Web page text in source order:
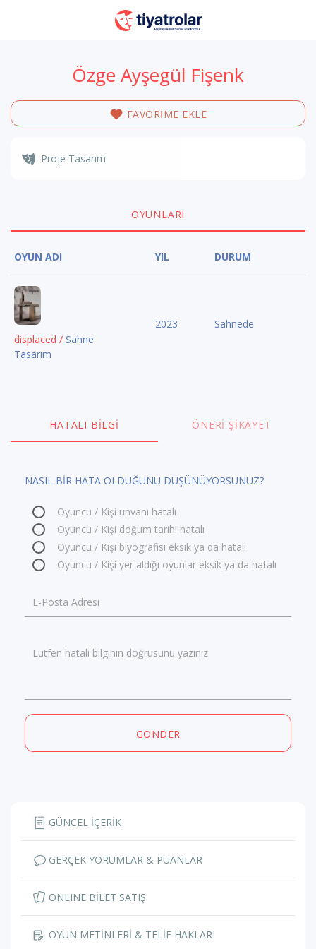
Özge Ayşegül Fişenk
FAVORİME EKLE
Proje Tasarım
OYUNLARI
OYUN ADI YIL DURUM
displaced / Sahne
Tasarım
2023 Sahnede
HATALI BILGI ÖNERI ŞIKAYET
NASIL BİR HATA OLDUĞUNU DÜŞÜNÜYORSUNUZ?
Oyuncu / Kişi ünvanı hatalı
Oyuncu / Kişi doğum tarihi hatalı
Oyuncu / Kişi biyografisi eksik ya da hatalı
Oyuncu / Kişi yer aldığı oyunlar eksik ya da hatalı
E-Posta Adresi
Lütfen hatalı bilginin doğrusunu yazınız
GÖNDER
GÜNCEL İÇERİK
GERÇEK YORUMLAR & PUANLAR
ONLINE BİLET SATIŞ
OYUN METİNLERİ & TELİF HAKLARI